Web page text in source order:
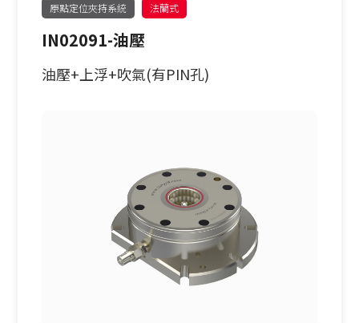
原點定位夾持系統 法蘭式
IN02091-油壓
油壓+上浮+吹氣(有PIN孔)